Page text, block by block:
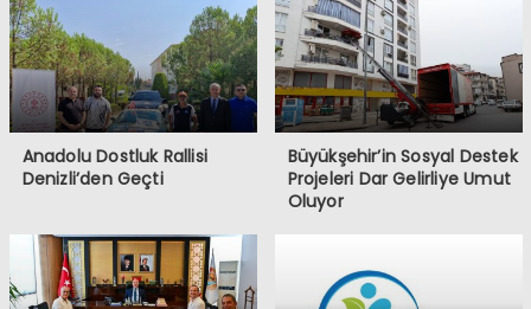
Anadolu Dostluk Rallisi
Denizli’den Geçti
Büyükşehir’in Sosyal Destek
Projeleri Dar Gelirliye Umut
Oluyor